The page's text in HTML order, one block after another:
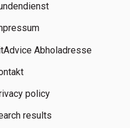
Abholadresse
policy
results